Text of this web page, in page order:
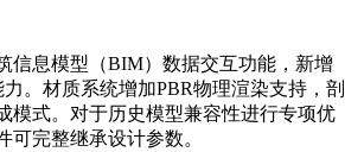
信息模型（BIM）数据交互功能，新增
。材质系统增加PBR物理渲染支持，剖
模式。对于历史模型兼容性进行专项优
可完整继承设计参数。